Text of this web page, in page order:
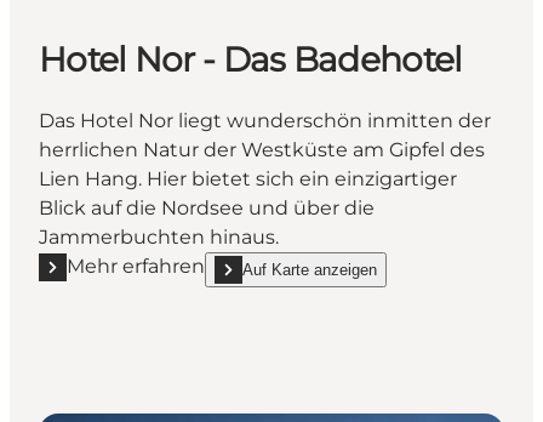
Hotel Nor - Das Badehotel
Das Hotel Nor liegt wunderschön inmitten der
herrlichen Natur der Westküste am Gipfel des
Lien Hang. Hier bietet sich ein einzigartiger
Blick auf die Nordsee und über die
Jammerbuchten hinaus.
Mehr erfahren
Mehr erfahren "Hotel Nor - Das Badehotel"
Auf Karte anzeigen
show Hotel Nor - Das Badehotel on_map